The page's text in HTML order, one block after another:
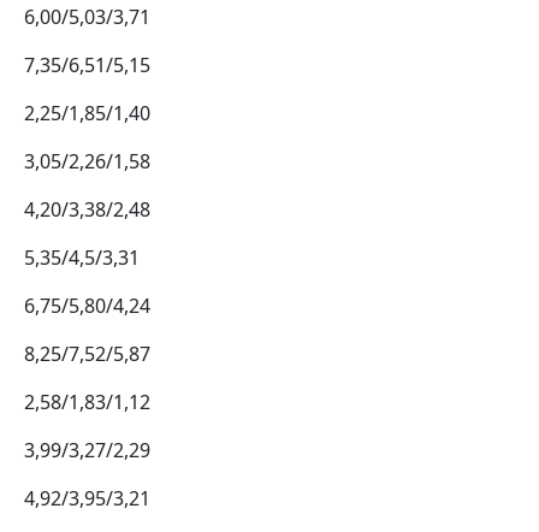
6,00/5,03/3,71
7,35/6,51/5,15
2,25/1,85/1,40
3,05/2,26/1,58
4,20/3,38/2,48
5,35/4,5/3,31
6,75/5,80/4,24
8,25/7,52/5,87
2,58/1,83/1,12
3,99/3,27/2,29
4,92/3,95/3,21